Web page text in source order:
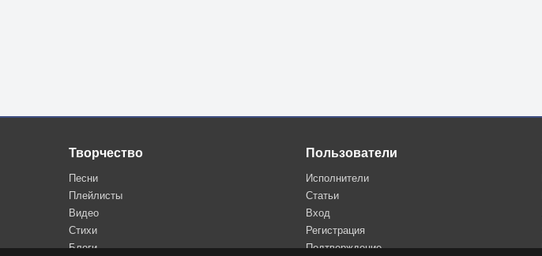
Творчество
Песни
Плейлисты
Видео
Стихи
Блоги
Пользователи
Исполнители
Статьи
Вход
Регистрация
Подтверждение